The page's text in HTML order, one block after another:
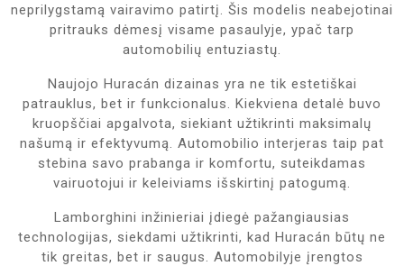
neprilygstamą vairavimo patirtį. Šis modelis neabejotinai
pritrauks dėmesį visame pasaulyje, ypač tarp
automobilių entuziastų.
Naujojo Huracán dizainas yra ne tik estetiškai
patrauklus, bet ir funkcionalus. Kiekviena detalė buvo
kruopščiai apgalvota, siekiant užtikrinti maksimalų
našumą ir efektyvumą. Automobilio interjeras taip pat
stebina savo prabanga ir komfortu, suteikdamas
vairuotojui ir keleiviams išskirtinį patogumą.
Lamborghini inžinieriai įdiegė pažangiausias
technologijas, siekdami užtikrinti, kad Huracán būtų ne
tik greitas, bet ir saugus. Automobilyje įrengtos